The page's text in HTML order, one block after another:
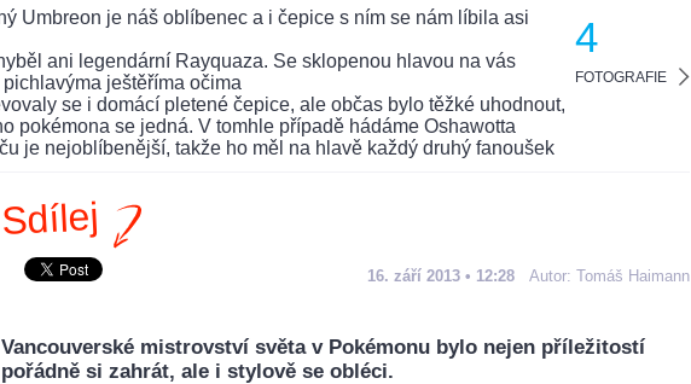
4
FOTOGRAFIE
Sdílej
16. září 2013 • 12:28 Autor: Tomáš Haimann
Vancouverské mistrovství světa v Pokémonu bylo nejen příležitostí
pořádně si zahrát, ale i stylově se obléci.